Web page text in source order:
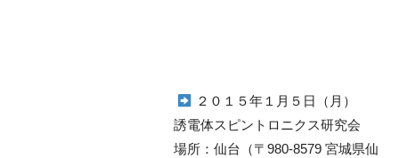
２０１５年１月５日（月）
誘電体スピントロニクス研究会
場所：仙台（〒980-8579 宮城県仙